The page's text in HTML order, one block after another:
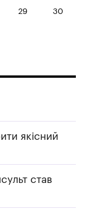
29 30
якісний
став